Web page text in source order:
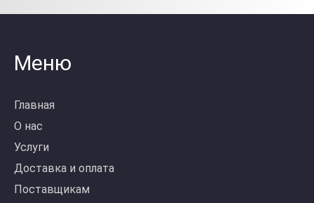
Меню
Главная
О нас
Услуги
Доставка и оплата
Поставщикам